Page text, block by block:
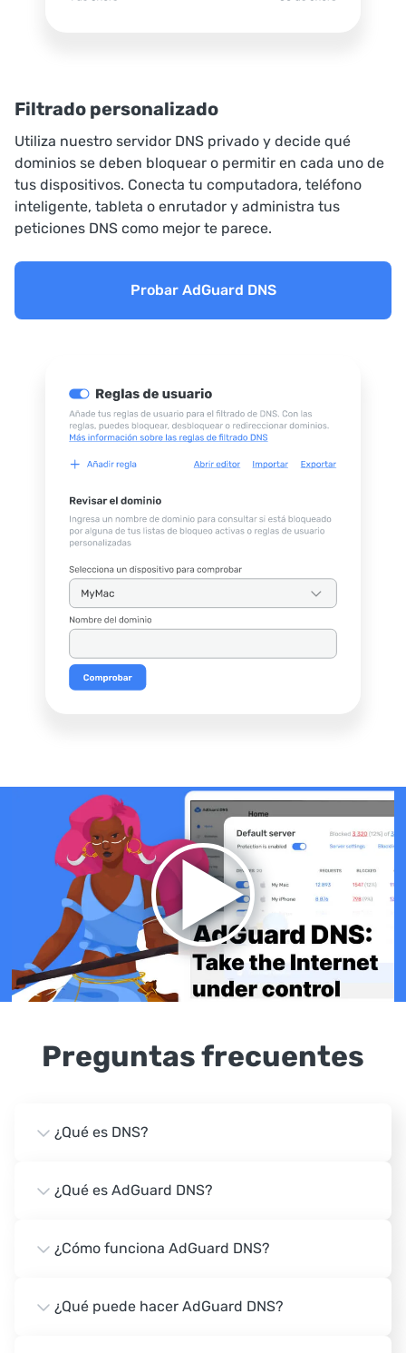
Filtrado personalizado
Utiliza nuestro servidor DNS privado y decide qué
dominios se deben bloquear o permitir en cada uno de
tus dispositivos. Conecta tu computadora, teléfono
inteligente, tableta o enrutador y administra tus
peticiones DNS como mejor te parece.
Probar AdGuard DNS
Preguntas frecuentes
¿Qué es DNS?
¿Qué es AdGuard DNS?
¿Cómo funciona AdGuard DNS?
¿Qué puede hacer AdGuard DNS?